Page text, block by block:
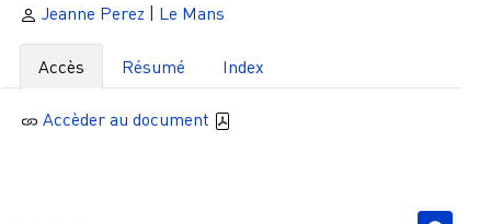
Jeanne Perez | Le Mans
Accès Résumé Index
Accèder au document